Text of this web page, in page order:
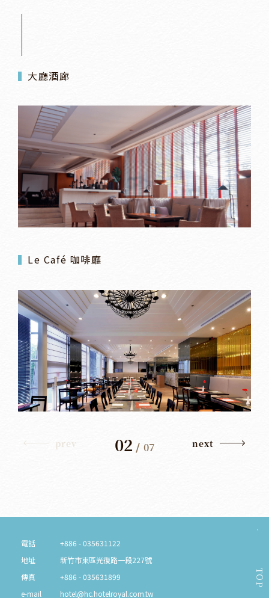
大廳酒廊
Le Café 咖啡廳
prev 02 /07 next
TOP
電話
+886 - 035631122
地址
新竹市東區光復路一段227號
傳真
+886 - 035631899
e-mail
hotel@hc.hotelroyal.com.tw